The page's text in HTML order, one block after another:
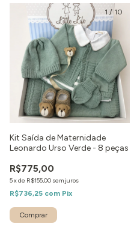
1 / 10
Kit Saída de Maternidade
Leonardo Urso Verde - 8 peças
R$775,00
5xde R$155,00 sem juros
R$736,25 com Pix
Comprar